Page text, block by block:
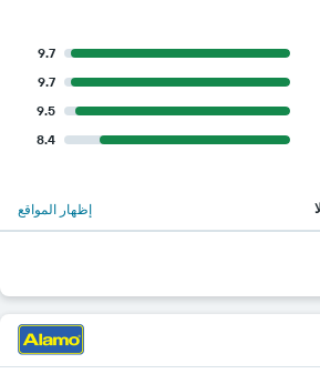
9.7
9.7
9.5
8.4
إظهار المواقع